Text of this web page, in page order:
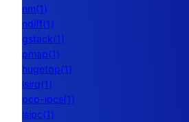
nm(1)
ndiff(1)
gstack(1)
pmap(1)
hugetop(1)
lsirq(1)
pcp-ipcs(1)
lsipc(1)